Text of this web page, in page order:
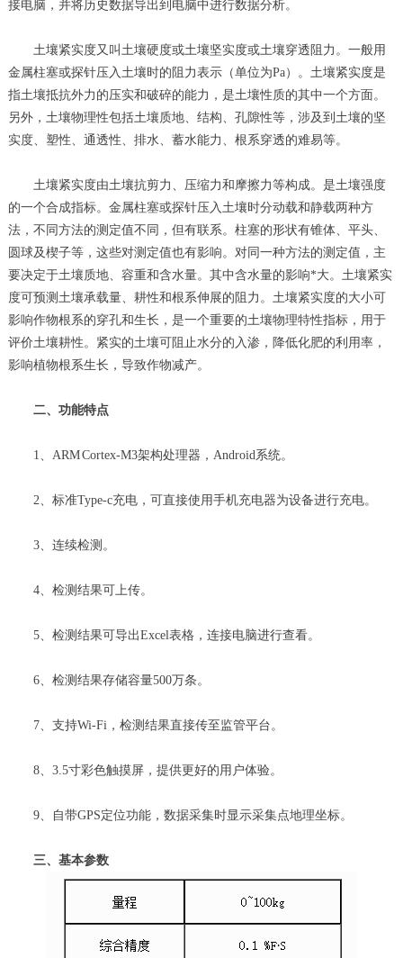
接电脑，并将历史数据导出到电脑中进行数据分析。
土壤紧实度又叫土壤硬度或土壤坚实度或土壤穿透阻力。一般用
金属柱塞或探针压入土壤时的阻力表示（单位为Pa）。土壤紧实度是
指土壤抵抗外力的压实和破碎的能力，是土壤性质的其中一个方面。
另外，土壤物理性包括土壤质地、结构、孔隙性等，涉及到土壤的坚
实度、塑性、通透性、排水、蓄水能力、根系穿透的难易等。
土壤紧实度由土壤抗剪力、压缩力和摩擦力等构成。是土壤强度
的一个合成指标。金属柱塞或探针压入土壤时分动载和静载两种方
法，不同方法的测定值不同，但有联系。柱塞的形状有锥体、平头、
圆球及楔子等，这些对测定值也有影响。对同一种方法的测定值，主
要决定于土壤质地、容重和含水量。其中含水量的影响*大。土壤紧实
度可预测土壤承载量、耕性和根系伸展的阻力。土壤紧实度的大小可
影响作物根系的穿孔和生长，是一个重要的土壤物理特性指标，用于
评价土壤耕性。紧实的土壤可阻止水分的入渗，降低化肥的利用率，
影响植物根系生长，导致作物减产。
二、功能特点
1、ARM Cortex-M3架构处理器，Android系统。
2、标准Type-c充电，可直接使用手机充电器为设备进行充电。
3、连续检测。
4、检测结果可上传。
5、检测结果可导出Excel表格，连接电脑进行查看。
6、检测结果存储容量500万条。
7、支持Wi-Fi，检测结果直接传至监管平台。
8、3.5寸彩色触摸屏，提供更好的用户体验。
9、自带GPS定位功能，数据采集时显示采集点地理坐标。
三、基本参数